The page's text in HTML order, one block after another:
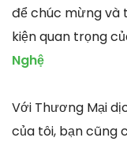
để chúc mừng và
kiện quan trọng
Nghệ
Với Thương Mại
của tôi, bạn cũng